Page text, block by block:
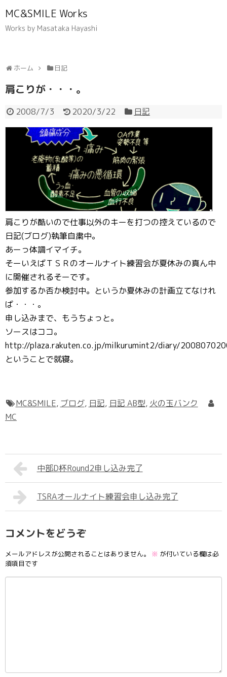
MC&SMILE Works
Works by Masataka Hayashi
ホーム 日記
肩こりが・・・。
2008/7/3 2020/3/22 日記
肩こりが酷いので仕事以外のキーを打つの控えているので
日記(ブログ)執筆自粛中。
あーっ体調イマイチ。
そーいえばＴＳＲのオールナイト練習会が夏休みの真ん中
に開催されるそーです。
参加するか否か検討中。というか夏休みの計画立てなけれ
ば・・・。
申し込みまで、もうちょっと。
ソースはココ。
http://plaza.rakuten.co.jp/milkurumint2/diary/
ということで就寝。
MC&SMILE, ブログ, 日記, 日記 AB型, 火の玉バンク
MC
中部D杯Round2申し込み完了
TSRAオールナイト練習会申し込み完了
コメントをどうぞ
メールアドレスが公開されることはありません。 ※ が付いている欄は必
須項目です